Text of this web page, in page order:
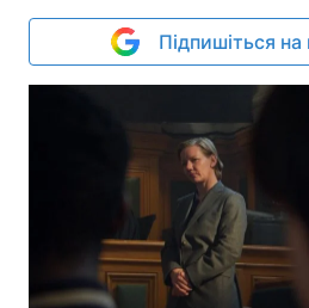
Підпишіться